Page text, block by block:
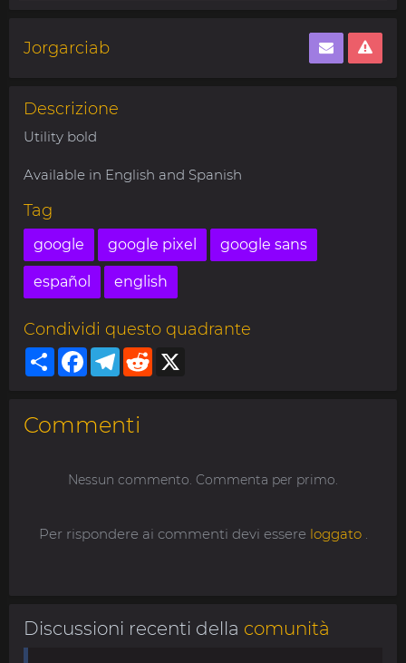
Jorgarciab
Descrizione
Utility bold
Available in English and Spanish
Tag
google google pixel google sans
español english
Condividi questo quadrante
ShareFacebookTelegram
Reddit
Commenti
Nessun commento. Commenta per primo.
Per rispondere ai commenti devi essere loggato.
Discussioni recenti della comunità